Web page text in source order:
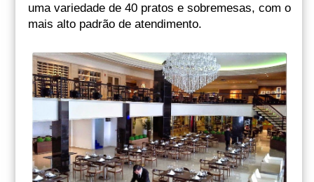
uma variedade de 40 pratos e sobremesas, com o
mais alto padrão de atendimento.